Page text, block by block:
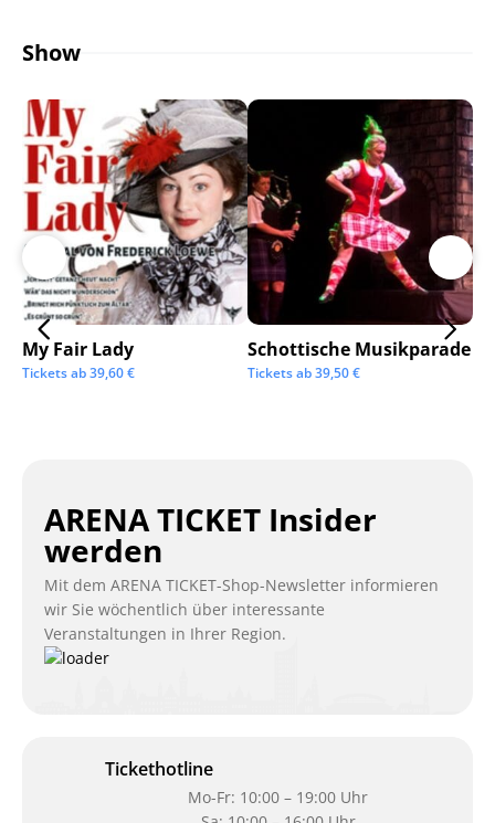
Show
My Fair Lady
Tickets ab39,60€
Schottische Musikparade
Tickets ab39,50€
ARENA TICKET Insider
werden
Mit dem ARENA TICKET-Shop-Newsletter informieren
wir Sie wöchentlich über interessante
Veranstaltungen in Ihrer Region.
Tickethotline
Mo-Fr: 10:00 – 19:00 Uhr